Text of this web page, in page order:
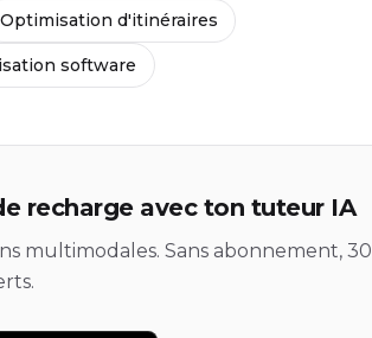
Optimisation d'itinéraires
software
recharge avec ton tuteur IA
multimodales. Sans abonnement, 30